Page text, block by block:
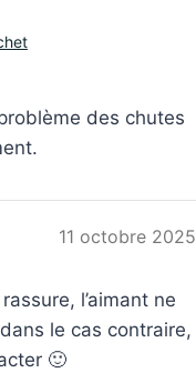
des chutes
11 octobre 2025
l’aimant ne
le cas contraire,
🙂